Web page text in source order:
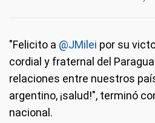
"Felicito a @JMilei por su
cordial y fraternal del
relaciones entre nuestros
argentino, ¡salud!", terminó
nacional.